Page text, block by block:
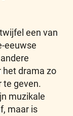
een van
eeuwse
het drama zo
te geven.
muzikale
maar is